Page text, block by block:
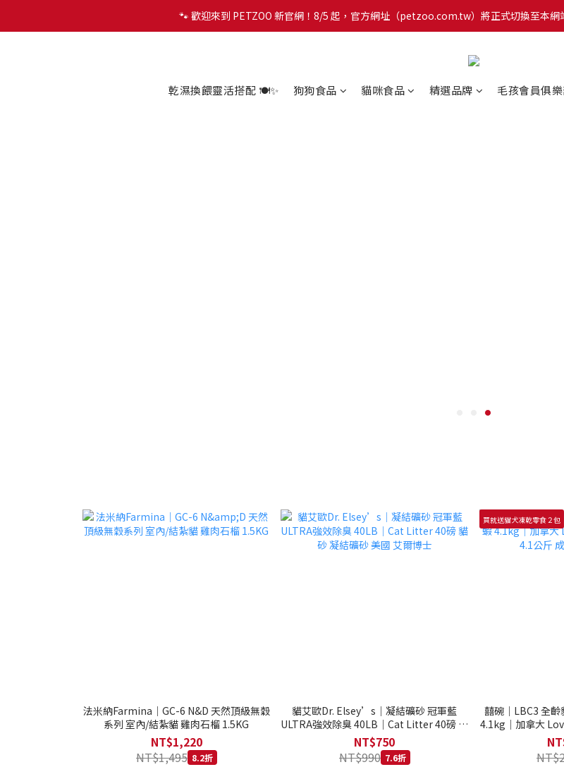
🐾 歡迎來到 PETZOO 新官網！8/5 起，官方網址（petzoo.com.tw）將正式切換至本
✨【新朋友見面禮】現在註冊即領 $100 購物金！全館滿
🐾 歡迎來到 PETZOO 新官網！8/5 起，官方網址（petzoo.com.tw）將正式切換至本
乾濕換餵靈活搭配 🍽️✨ 狗狗食品 貓咪食品 精選品牌 毛孩會員俱
法米納Farmina｜GC-6 N&D 天然頂級無穀
系列 室內/結紮貓 雞肉石榴 1.5KG
NT$1,220
NT$1,495 8.2折
貓艾歐Dr. Elsey’s｜凝結礦砂 冠軍藍
ULTRA強效除臭 40LB｜Cat Litter 40磅 貓
砂 凝結礦砂 美國 艾爾博士
NT$750
NT$990 7.6折
買就送貓犬凍乾零食２包
囍碗｜LBC3 全
4.1kg｜加拿大
公斤 成